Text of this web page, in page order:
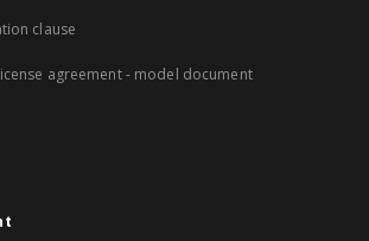
clause
agreement - model document